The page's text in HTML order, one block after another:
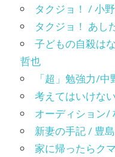
タクジョ！ / 小
タクジョ！ あし
子どもの自殺は
哲也
「超」勉強力/
考えてはいけな
オーディション/
新妻の手記 / 豊
家に帰ったらク